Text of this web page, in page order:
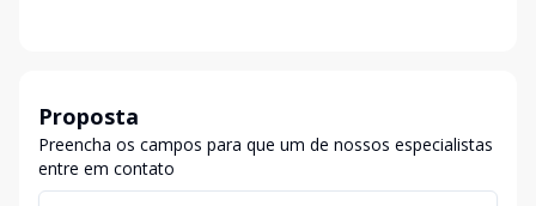
Proposta
Preencha os campos para que um de nossos especialistas
entre em contato